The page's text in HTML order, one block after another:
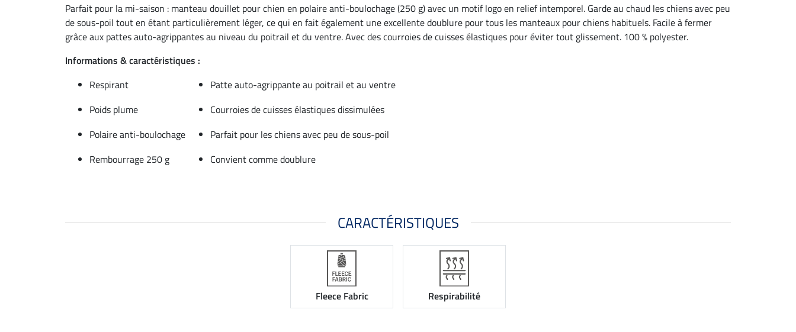
Parfait pour la mi-saison : manteau douillet pour chien en polaire anti-boulochage (250 g) avec un motif logo en relief intemporel. Garde au chaud les chiens avec peu
de sous-poil tout en étant particulièrement léger, ce qui en fait également une excellente doublure pour tous les manteaux pour chiens habituels. Facile à fermer
grâce aux pattes auto-agrippantes au niveau du poitrail et du ventre. Avec des courroies de cuisses élastiques pour éviter tout glissement. 100 % polyester.
Informations & caractéristiques :
Respirant
Patte auto-agrippante au poitrail et au ventre
Poids plume
Courroies de cuisses élastiques dissimulées
Polaire anti-boulochage
Parfait pour les chiens avec peu de sous-poil
Rembourrage 250 g
Convient comme doublure
CARACTÉRISTIQUES
Fleece Fabric Respirabilité